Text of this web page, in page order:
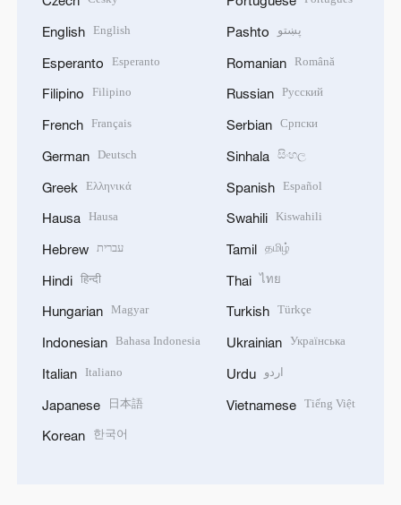
English English
Esperanto Esperanto
Filipino Filipino
French Français
German Deutsch
Greek Ελληνικά
Hausa Hausa
Hebrew עברית
Hindi हिन्दी
Hungarian Magyar
Indonesian Bahasa Indonesia
Italian Italiano
Japanese 日本語
Korean 한국어
Pashto پښتو
Romanian Română
Russian Русский
Serbian Српски
Sinhala සිංහල
Spanish Español
Swahili Kiswahili
Tamil தமிழ்
Thai ไทย
Turkish Türkçe
Ukrainian Українська
Urdu اردو
Vietnamese Tiếng Việt